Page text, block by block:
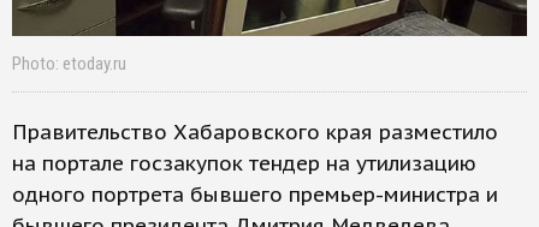
Photo: etoday.ru
Правительство Хабаровского края разместило
на портале госзакупок тендер на утилизацию
одного портрета бывшего премьер-министра и